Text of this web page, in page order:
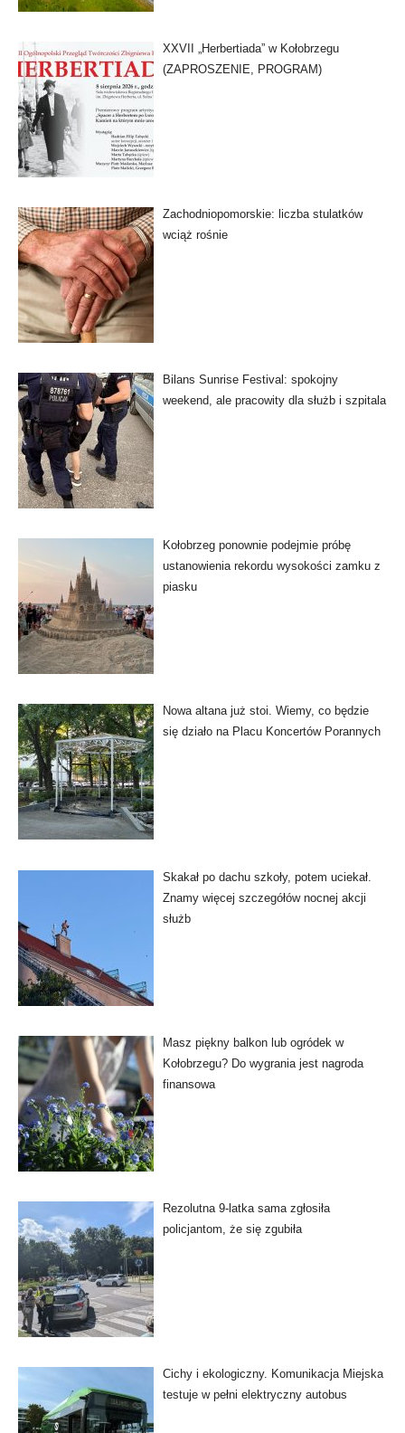
XXVII „Herbertiada” w Kołobrzegu
(ZAPROSZENIE, PROGRAM)
Zachodniopomorskie: liczba stulatków
wciąż rośnie
Bilans Sunrise Festival: spokojny
weekend, ale pracowity dla służb i szpitala
Kołobrzeg ponownie podejmie próbę
ustanowienia rekordu wysokości zamku z
piasku
Nowa altana już stoi. Wiemy, co będzie
się działo na Placu Koncertów Porannych
Skakał po dachu szkoły, potem uciekał.
Znamy więcej szczegółów nocnej akcji
służb
Masz piękny balkon lub ogródek w
Kołobrzegu? Do wygrania jest nagroda
finansowa
Rezolutna 9-latka sama zgłosiła
policjantom, że się zgubiła
Cichy i ekologiczny. Komunikacja Miejska
testuje w pełni elektryczny autobus